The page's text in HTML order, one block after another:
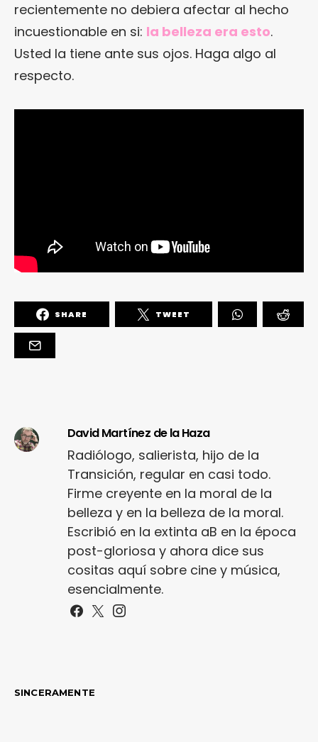
recientemente no debiera afectar al hecho
incuestionable en si: la belleza era esto.
Usted la tiene ante sus ojos. Haga algo al
respecto.
SHARE TWEET
David Martínez de la Haza
Radiólogo, salierista, hijo de la
Transición, regular en casi todo.
Firme creyente en la moral de la
belleza y en la belleza de la moral.
Escribió en la extinta aB en la época
post-gloriosa y ahora dice sus
cositas aquí sobre cine y música,
esencialmente.
SINCERAMENTE